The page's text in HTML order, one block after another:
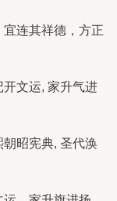
连其祥德，方正
文运, 家升气进
昭宪典, 圣代涣